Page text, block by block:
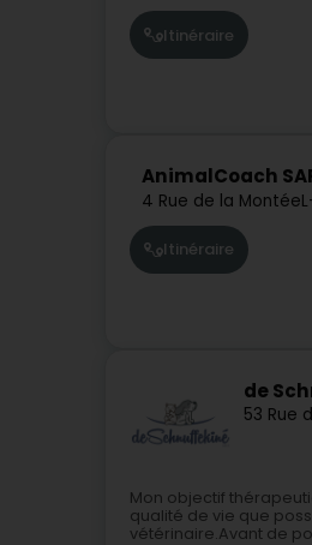
Itinéraire
AnimalCoach
4 Rue de la Montée
Itinéraire
de
53 Rue
Mon objectif
qualité de vie que
vétérinaire.Avant de